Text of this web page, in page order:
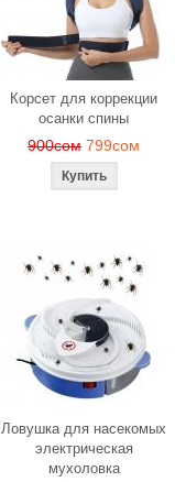
Корсет для коррекции
осанки спины
900сом 799сом
Ловушка для насекомых
электрическая
мухоловка